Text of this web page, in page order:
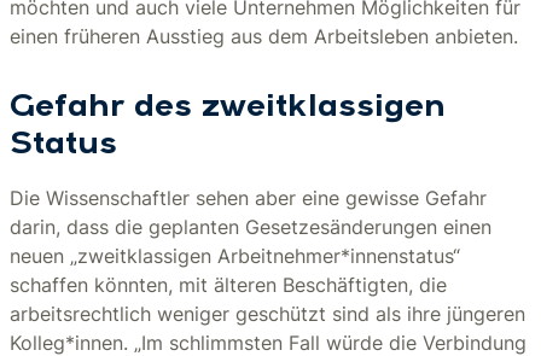
möchten und auch viele Unternehmen Möglichkeiten für
einen früheren Ausstieg aus dem Arbeitsleben anbieten.
Gefahr des zweitklassigen
Status
Die Wissenschaftler sehen aber eine gewisse Gefahr
darin, dass die geplanten Gesetzesänderungen einen
neuen „zweitklassigen Arbeitnehmer*innenstatus“
schaffen könnten, mit älteren Beschäftigten, die
arbeitsrechtlich weniger geschützt sind als ihre jüngeren
Kolleg*innen. „Im schlimmsten Fall würde die Verbindung